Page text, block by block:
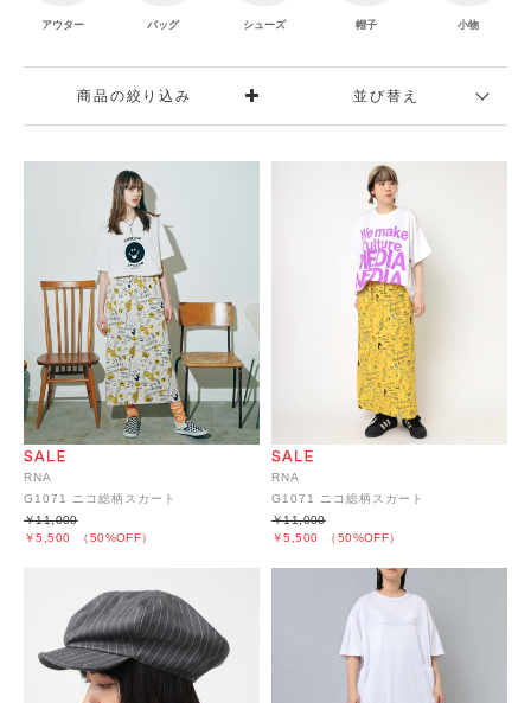
アウター バッグ シューズ 帽子 小物
商品の絞り込み 並び替え
RNA
G1071 ニコ総柄スカート
￥5,500 （50%OFF）
￥11,000
RNA
G1071 ニコ総柄スカート
￥5,500 （50%OFF）
￥11,000